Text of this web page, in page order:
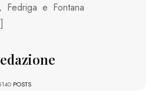
Fedriga e Fontana
POSTS